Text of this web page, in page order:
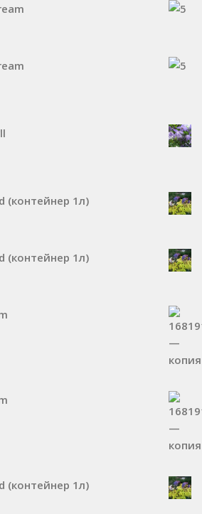
(контейнер 1л)
(контейнер 1л)
(контейнер 1л)